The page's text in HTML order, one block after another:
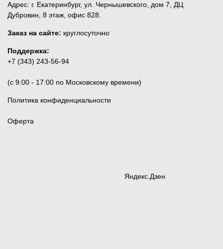
Адрес: г. Екатеринбург, ул. Чернышевского, дом 7, ДЦ
Дубровин, 8 этаж, офис 828.
Заказ на сайте: круглосуточно
Поддержка:
+7 (343) 243-56-94
(c 9:00 - 17:00 по Московскому времени)
Политика конфиденциальности
Оферта
Яндекс.Дзен